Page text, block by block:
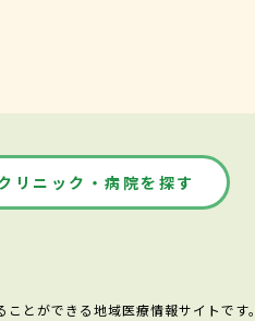
リニック・病院を探す
とができる地域医療情報サイトです。